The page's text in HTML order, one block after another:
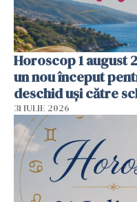
Horoscop 1 august
un nou început
deschid uși către
31 IULIE 2026